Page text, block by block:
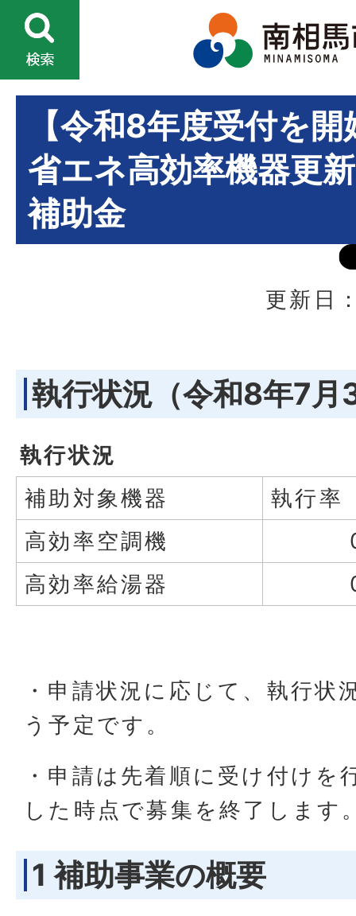
【令和8年度受付を
省エネ高効率機器更
補助金
更新日
執行状況（令和8年7月
執行状況
補助対象機器
執行率
高効率空調機
高効率給湯器
・申請状況に応じて、執行状
う予定です。
・申請は先着順に受け付けを
した時点で募集を終了します
1 補助事業の概要